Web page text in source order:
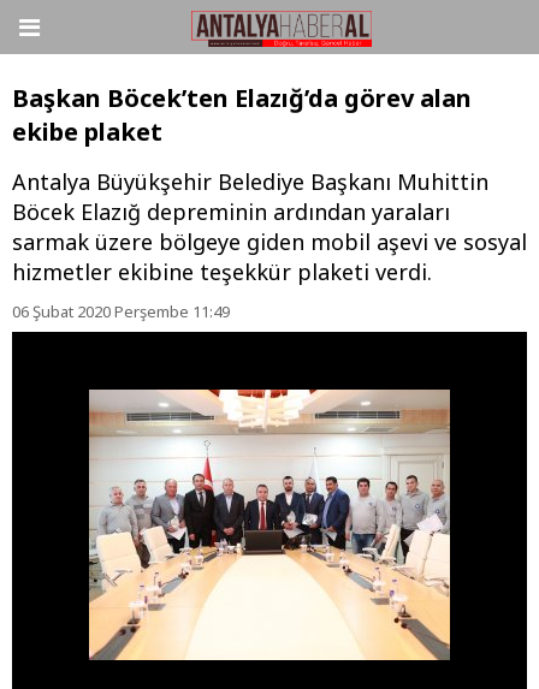
Başkan Böcek’ten Elazığ’da görev alan
ekibe plaket
Antalya Büyükşehir Belediye Başkanı Muhittin
Böcek Elazığ depreminin ardından yaraları
sarmak üzere bölgeye giden mobil aşevi ve sosyal
hizmetler ekibine teşekkür plaketi verdi.
06 Şubat 2020 Perşembe 11:49